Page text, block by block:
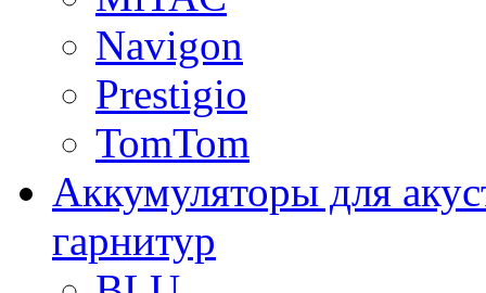
Navigon
Prestigio
TomTom
Аккумуляторы для
гарнитур